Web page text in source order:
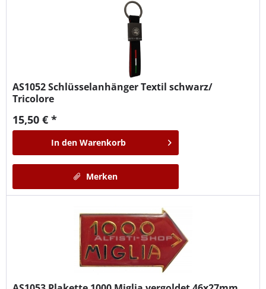
AS1052Schlüsselanhänger Textil schwarz/
Tricolore
15,50 € *
In den Warenkorb
Merken